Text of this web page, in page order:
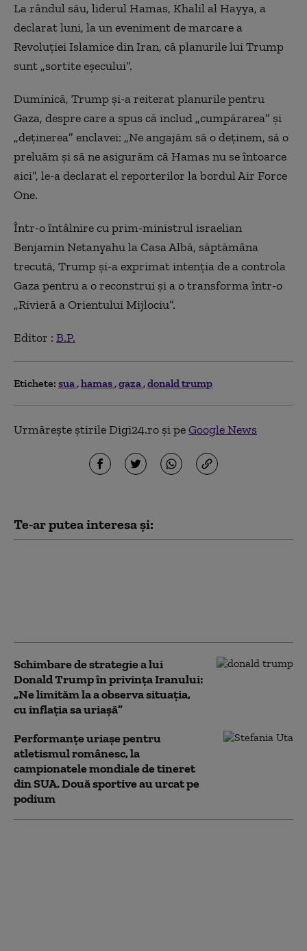
La rândul său, liderul Hamas, Khalil al Hayya, a
declarat luni, la un eveniment de marcare a
Revoluţiei Islamice din Iran, că planurile lui Trump
sunt „sortite eşecului”.
Duminică, Trump şi-a reiterat planurile pentru
Gaza, despre care a spus că includ „cumpărarea” şi
„deţinerea” enclavei: „Ne angajăm să o deţinem, să o
preluăm şi să ne asigurăm că Hamas nu se întoarce
aici”, le-a declarat el reporterilor la bordul Air Force
One.
Într-o întâlnire cu prim-ministrul israelian
Benjamin Netanyahu la Casa Albă, săptămâna
trecută, Trump şi-a exprimat intenţia de a controla
Gaza pentru a o reconstrui şi a o transforma într-o
„Rivieră a Orientului Mijlociu”.
Editor : B.P.
Etichete: sua hamas gaza donald trump
Urmărește știrile Digi24.ro și peGoogle News
Te-ar putea interesa și:
Schimbare de strategie a lui
Donald Trump în privința Iranului:
„Ne limităm la a observa situația,
cu inflația sa uriașă”
Performanțe uriașe pentru
atletismul românesc, la
campionatele mondiale de tineret
din SUA. Două sportive au urcat pe
podium